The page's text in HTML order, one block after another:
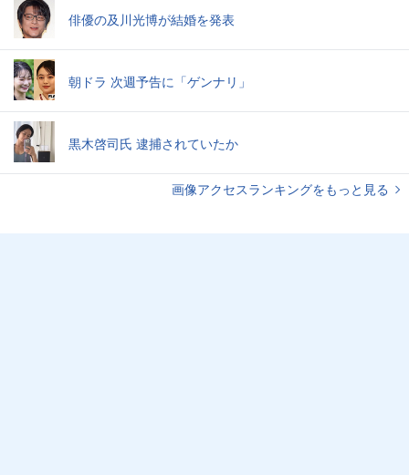
俳優の及川光博が結婚を発表
朝ドラ 次週予告に「ゲンナリ」
黒木啓司氏 逮捕されていたか
画像アクセスランキングをもっと見る